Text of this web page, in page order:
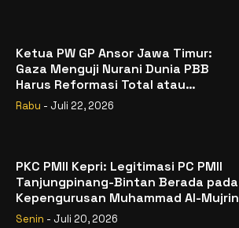
Ketua PW GP Ansor Jawa Timur:
Gaza Menguji Nurani Dunia PBB
Harus Reformasi Total atau
Kehilangan Legitimasi
Rabu - Juli 22, 2026
PKC PMII Kepri: Legitimasi PC PMII
Tanjungpinang-Bintan Berada pada
Kepengurusan Muhammad Al-Mujrin
Senin - Juli 20, 2026